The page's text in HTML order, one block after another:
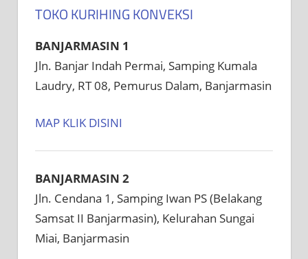
TOKO KURIHING KONVEKSI
BANJARMASIN 1
Jln. Banjar Indah Permai, Samping Kumala
Laudry, RT 08, Pemurus Dalam, Banjarmasin
MAP KLIK DISINI
BANJARMASIN 2
Jln. Cendana 1, Samping Iwan PS (Belakang
Samsat II Banjarmasin), Kelurahan Sungai
Miai, Banjarmasin